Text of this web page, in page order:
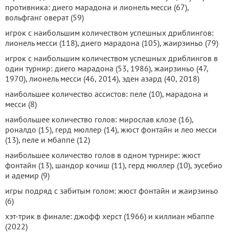
противника: диего марадона и лионель месси (67),
вольфганг оверат (59)
игрок с наибольшим количеством успешных дриблингов:
лионель месси (118), диего марадона (105), жаирзиньо (79)
игрок с наибольшим количеством успешных дриблингов в
один турнир: диего марадона (53, 1986), жаирзиньо (47,
1970), лионель месси (46, 2014), эден азард (40, 2018)
наибольшее количество ассистов: пеле (10), марадона и
месси (8)
наибольшее количество голов: мирослав клозе (16),
роналдо (15), герд мюллер (14), жюст фонтайн и лео месси
(13), пеле и мбаппе (12)
наибольшее количество голов в одном турнире: жюст
фонтайн (13), шандор кочиш (11), герд мюллер (10), эусебио
и адемир (9)
игры подряд с забитым голом: жюст фонтайн и жаирзиньо
(6)
хэт-трик в финале: джофф херст (1966) и киллиан мбаппе
(2022)